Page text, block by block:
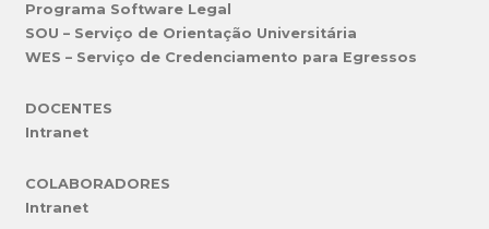
Programa Software Legal
SOU – Serviço de Orientação Universitária
WES – Serviço de Credenciamento para Egressos
DOCENTES
Intranet
COLABORADORES
Intranet